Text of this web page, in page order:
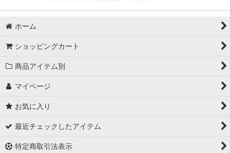
ホーム
ショッピングカート
商品アイテム別
マイページ
お気に入り
最近チェックしたアイテム
特定商取引法表示